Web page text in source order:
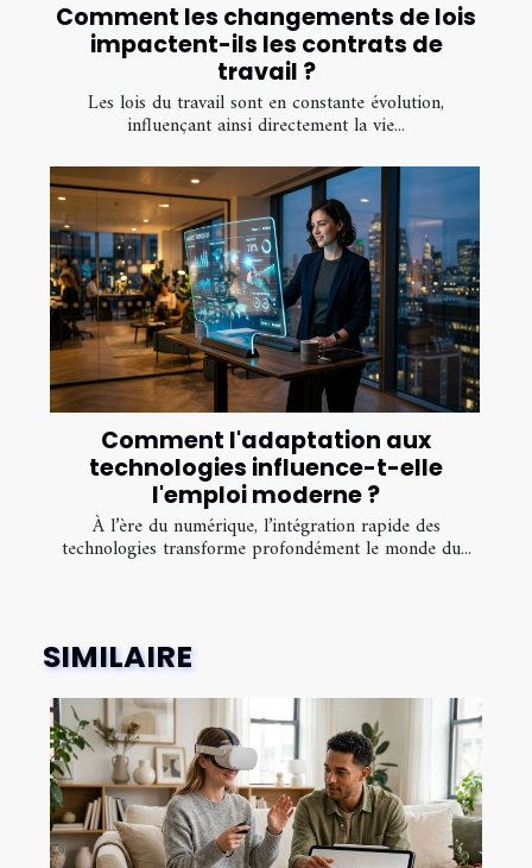
Comment les changements de lois
impactent-ils les contrats de
travail ?
Les lois du travail sont en constante évolution,
influençant ainsi directement la vie...
Comment l'adaptation aux
technologies influence-t-elle
l'emploi moderne ?
À l’ère du numérique, l’intégration rapide des
technologies transforme profondément le monde du...
SIMILAIRE